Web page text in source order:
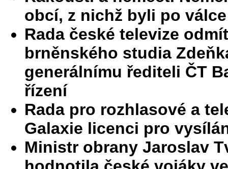
obcí, z nichž byli po
Rada české televize
brněnského studia
generálnímu řediteli ČT
řízení
Rada pro rozhlasové a
Galaxie licenci pro
Ministr obrany Jaroslav